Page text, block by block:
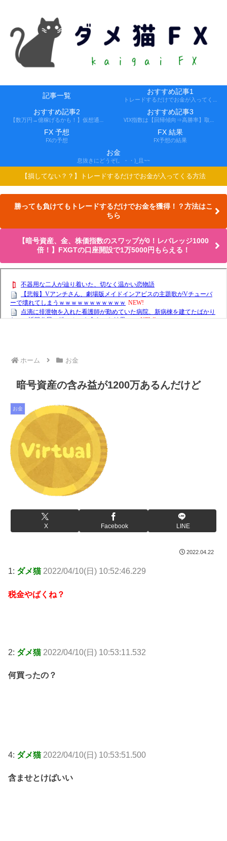
記事一覧 おすすめ記事1
おすすめ記事2 おすすめ記事3
FX 予想
FXの予想
FX 結果
FX予想の結果
お金
息抜きにどうぞ(。・・)_且~~
【損してない？？】トレードするだけでお金が入ってくる方法
勝っても負けてもトレードするだけでお金を獲得！？方法はこ
ちら
【暗号資産、金、株価指数のスワップが0！レバレッジ1000
倍！】FXGTの口座開設で1万5000円もらえる！
ホーム お金
暗号資産の含み益が1200万あるんだけど
お金
X Facebook LINE
2022.04.22
1: ダメ猫 2022/04/10(日) 10:52:46.229
税金やばくね？
2: ダメ猫 2022/04/10(日) 10:53:11.532
何買ったの？
4: ダメ猫 2022/04/10(日) 10:53:51.500
含ませとけばいい